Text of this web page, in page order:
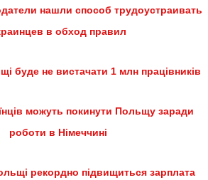
нашли способ трудоустраивать
в обход правил
буде не вистачати 1 млн працівників
можуть покинути Польщу заради
роботи в Німеччині
рекордно підвищиться зарплата